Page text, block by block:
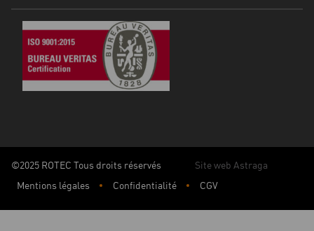
©2025 ROTEC Tous droits réservés
Site web Astraga
Mentions légales
Confidentialité CGV